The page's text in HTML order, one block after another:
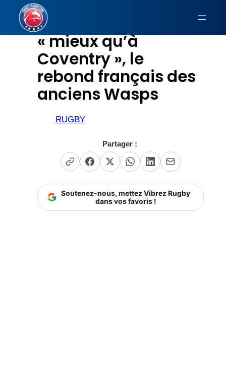
Aller
contenu « mieux qu’à
Coventry », le
rebond français des
anciens Wasps
RUGBY
Partager :
Soutenez-nous, mettez Vibrez Rugby
dans vos favoris !